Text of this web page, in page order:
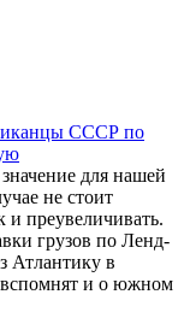
СССР по
для нашей
не стоит
и преувеличивать.
грузов по Ленд-
Атлантику в
и о южном